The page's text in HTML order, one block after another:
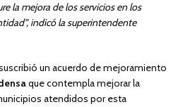
la mejora de los servicios en los
indicó la superintendente
un acuerdo de mejoramiento
que contempla mejorar la
atendidos por esta